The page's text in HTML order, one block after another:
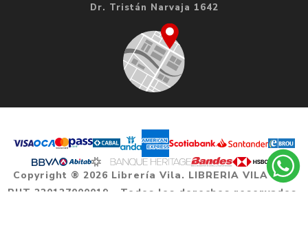
Dr. Tristán Narvaja 1642
Copyright ® 2026 Librería Vila. LIBRERIA VILA SAS
RUT 220127000019 - Todos los derechos reservados.